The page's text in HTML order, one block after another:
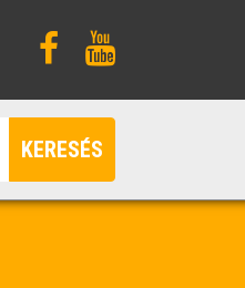
KERESÉS